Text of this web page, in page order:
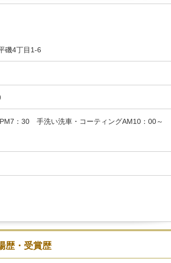
磯4丁目1-6
：30 手洗い洗車・コーティングAM10：00～
歴・受賞歴